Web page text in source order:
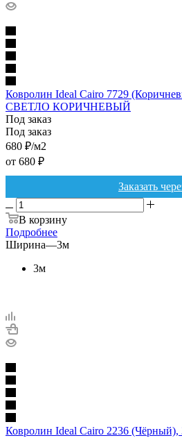
Ковролин Ideal Cairo 7729
СВЕТЛО КОРИЧНЕВЫЙ
Под заказ
Под заказ
680 ₽/м2
от 680 ₽
Заказать
В корзину
Подробнее
Ширина—3м
3м
Ковролин Ideal Cairo 2236 (Чёрный),